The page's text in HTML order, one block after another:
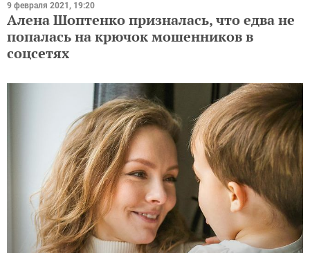
9 февраля 2021, 19:20
Алена Шоптенко призналась, что едва не
попалась на крючок мошенников в
соцсетях